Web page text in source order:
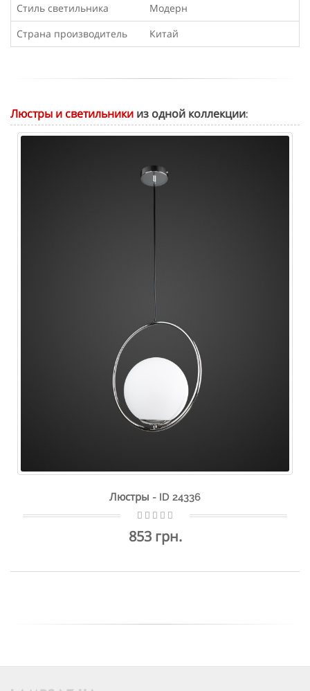
Стиль светильника
Модерн
Страна производитель
Китай
Люстры и светильники из одной коллекции:
Люстры - ID 24336
853 грн.